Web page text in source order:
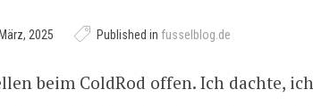
2025 Published in fusselblog.de
beim ColdRod offen. Ich dachte,